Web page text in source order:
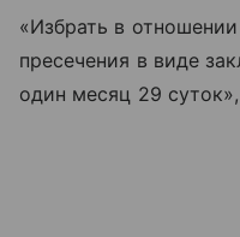
«Избрать в
пресечения в виде
один месяц 29